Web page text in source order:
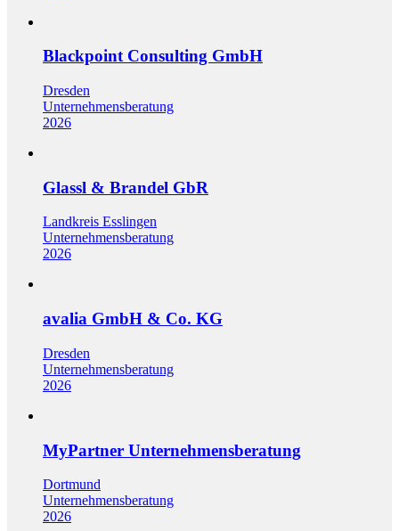
Blackpoint Consulting GmbH
Dresden
Unternehmensberatung
2026
Glassl & Brandel GbR
Landkreis Esslingen
Unternehmensberatung
2026
avalia GmbH & Co. KG
Dresden
Unternehmensberatung
2026
MyPartner Unternehmensberatung
Dortmund
Unternehmensberatung
2026